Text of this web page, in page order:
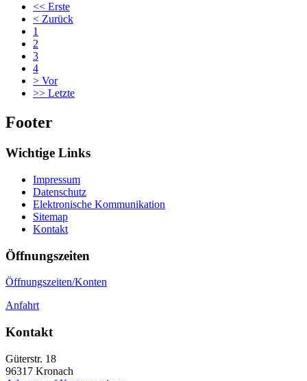
<< Erste
< Zurück
1
2
3
4
> Vor
>> Letzte
Footer
Wichtige Links
Impressum
Datenschutz
Elektronische Kommunikation
Sitemap
Kontakt
Öffnungszeiten
Öffnungszeiten/Konten
Anfahrt
Kontakt
Güterstr. 18
96317 Kronach